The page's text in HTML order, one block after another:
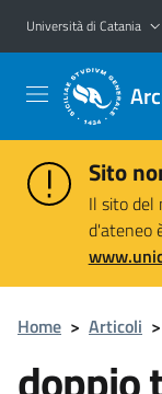
Vai al contenuto
Vai al menu di
Università di Catania
Sito
Il sito del
d'ateneo
Home > Articoli >